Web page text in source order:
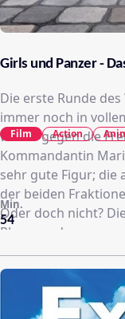
Girls und Panzer -
Die erste Runde
immer noch in
weiter gegen die
Kommandantin
sehr gute Figur; die
der beiden
Oder doch nicht?
Plan, um das
anderen
unbekannten,
Panzer-Action! Wie
erwartet uns in
54
Min.
Film Action